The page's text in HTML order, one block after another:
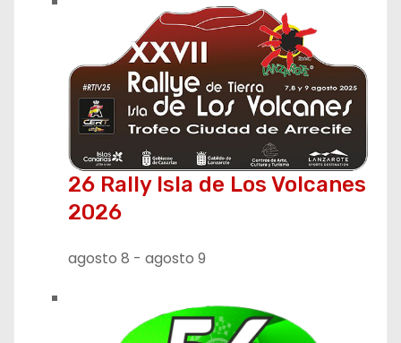
26 Rally Isla de Los Volcanes
2026
agosto 8 - agosto 9